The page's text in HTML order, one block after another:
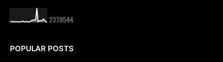
2378544
POPULAR POSTS